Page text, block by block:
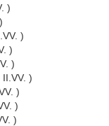
)
)
)
)
)
)
)
)